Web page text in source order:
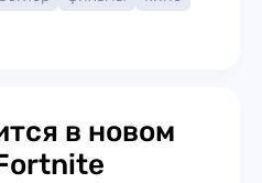
в новом